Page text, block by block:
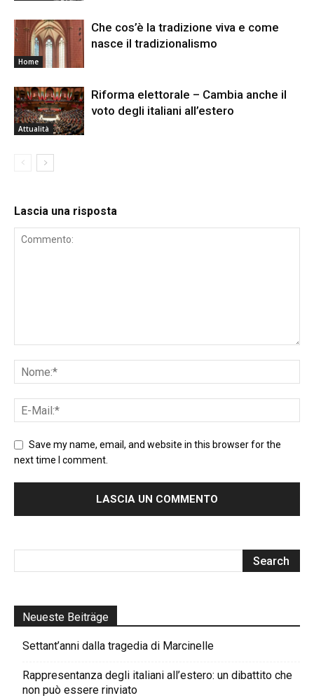
Home
Che cos’è la tradizione viva e come
nasce il tradizionalismo
Attualità
Riforma elettorale – Cambia anche il
voto degli italiani all’estero
Lascia una risposta
Save my name, email, and website in this browser for the
next time I comment.
Neueste Beiträge
Settant’anni dalla tragedia di Marcinelle
Rappresentanza degli italiani all’estero: un dibattito che
non può essere rinviato